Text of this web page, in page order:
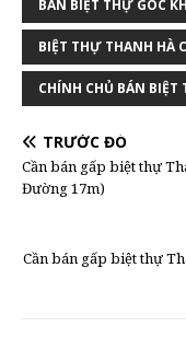
BÁN BIỆT THỰ GÓC
BIỆT THỰ THANH HÀ
CHÍNH CHỦ BÁN
TRƯỚC ĐÓ
Cần bán gấp biệt thự
Đường 17m)
Cần bán gấp biệt thự